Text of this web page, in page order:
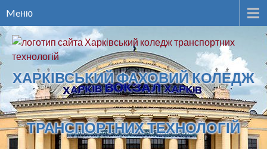
Meню
ХАРКІВСЬКИЙ ФАХОВИЙ КОЛЕДЖ
ТРАНСПОРТНИХ ТЕХНОЛОГІЙ